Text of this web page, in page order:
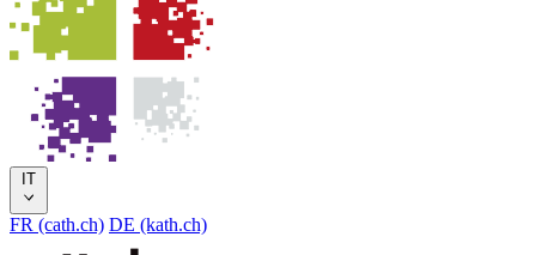
IT
FR (cath.ch) DE (kath.ch)